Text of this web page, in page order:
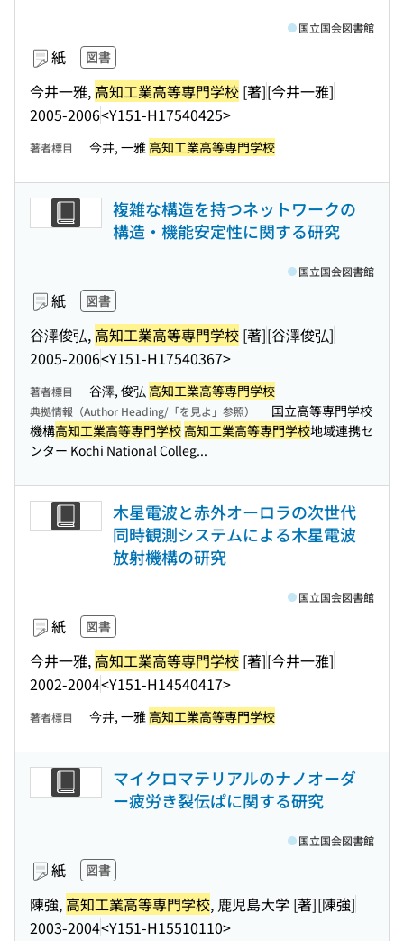
紙 図書
今井一雅, 高知工業高等専門学校 [著][今井一雅]
2005-2006<Y151-H17540425>
国立国会図書館
著者標目 今井, 一雅 高知工業高等専門学校
複雑な構造を持つネットワークの
構造・機能安定性に関する研究
紙 図書
谷澤俊弘, 高知工業高等専門学校 [著][谷澤俊弘]
2005-2006<Y151-H17540367>
国立国会図書館
著者標目 谷澤, 俊弘 高知工業高等専門学校
典拠情報（Author Heading/「を見よ」参照）
国立高等専門学校
機構高知工業高等専門学校 高知工業高等専門学校地域連携セ
ンター Kochi National Colleg...
木星電波と赤外オーロラの次世代
同時観測システムによる木星電波
放射機構の研究
紙 図書
今井一雅, 高知工業高等専門学校 [著][今井一雅]
2002-2004<Y151-H14540417>
国立国会図書館
著者標目 今井, 一雅 高知工業高等専門学校
マイクロマテリアルのナノオーダ
ー疲労き裂伝ぱに関する研究
紙 図書
陳強, 高知工業高等専門学校, 鹿児島大学 [著][陳強]
2003-2004<Y151-H15510110>
国立国会図書館